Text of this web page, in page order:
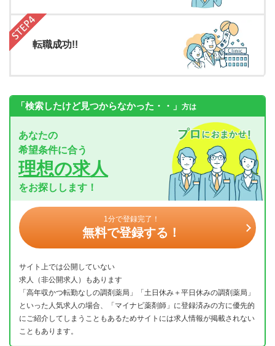
転職成功!!
「検索したけど見つからなかった・・」 方は
あなたの
希望条件に合う
理想の求人
をお探しします！
1分で登録完了！
無料で登録する！
サイト上では公開していない
求人（非公開求人）もあります
「高年収かつ転勤なしの調剤薬局」「土日休み＋平日休みの調剤薬局」
といった人気求人の場合、「マイナビ薬剤師」に登録済みの方に優先的
にご紹介してしまうこともあるためサイトには求人情報が掲載されない
こともあります。